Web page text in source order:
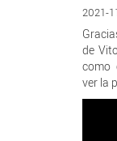
2021-
de
como
ver la